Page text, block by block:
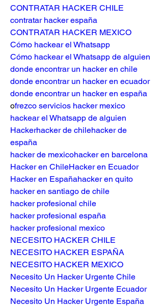
CONTRATAR HACKER CHILE
contratar hacker españa
CONTRATAR HACKER MEXICO
Cómo hackear el Whatsapp
Cómo hackear el Whatsapp de alguien
donde encontrar un hacker en chile
donde encontrar un hacker en ecuador
donde encontrar un hacker en españa
ofrezco servicios hacker mexico
hackear el Whatsapp de alguien
Hackerhacker de chilehacker de
españa
hacker de mexicohacker en barcelona
Hacker en ChileHacker en Ecuador
Hacker en Españahacker en quito
hacker en santiago de chile
hacker profesional chile
hacker profesional españa
hacker profesional mexico
NECESITO HACKER CHILE
NECESITO HACKER ESPAÑA
NECESITO HACKER MEXICO
Necesito Un Hacker Urgente Chile
Necesito Un Hacker Urgente Ecuador
Necesito Un Hacker Urgente España